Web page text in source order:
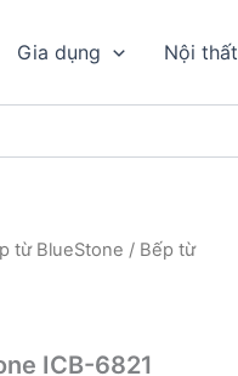
Gia dụng Nội thất
từ BlueStone / Bếp từ
ICB-6821